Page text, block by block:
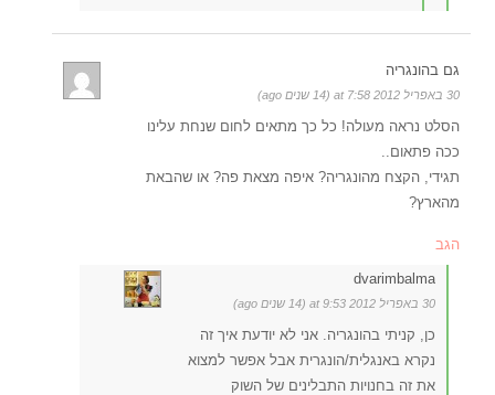
גם בהונגריה
30 באפריל 2012 at 7:58 (14 שנים ago)
הסלט נראה מעולה! כל כך מתאים לחום שנחת עלינו
ככה פתאום..
תגידי, הקצח מהונגריה? איפה מצאת פה? או שהבאת
מהארץ?
הגב
dvarimbalma
30 באפריל 2012 at 9:53 (14 שנים ago)
כן, קניתי בהונגריה. אני לא יודעת איך זה
נקרא באנגלית/הונגרית אבל אפשר למצוא
את זה בחנויות התבלינים של השוק